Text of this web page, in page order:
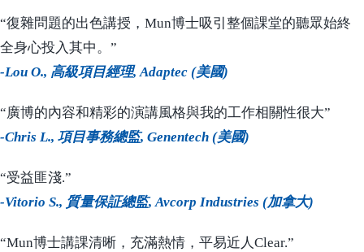
“復雜問題的出色講授，Mun博士吸引整個課堂的聽眾始終
全身心投入其中。”
-Lou O., 高級項目經理, Adaptec (美國)
“廣博的內容和精彩的演講風格與我的工作相關性很大”
-Chris L., 項目事務總監, Genentech (美國)
“受益匪淺.”
-Vitorio S., 質量保証總監, Avcorp Industries (加拿大)
“Mun博士講課清晰，充滿熱情，平易近人Clear.”